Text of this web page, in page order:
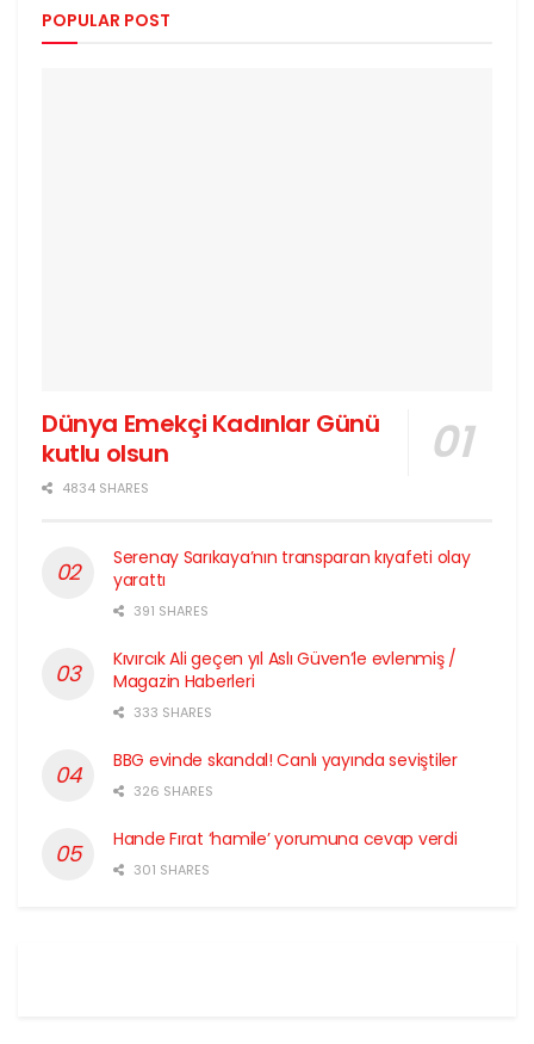
POPULAR POST
Dünya Emekçi Kadınlar Günü
kutlu olsun
4834 SHARES
Serenay Sarıkaya’nın transparan kıyafeti olay
yarattı
391 SHARES
Kıvırcık Ali geçen yıl Aslı Güven’le evlenmiş /
Magazin Haberleri
333 SHARES
BBG evinde skandal! Canlı yayında seviştiler
326 SHARES
Hande Fırat ‘hamile’ yorumuna cevap verdi
301 SHARES